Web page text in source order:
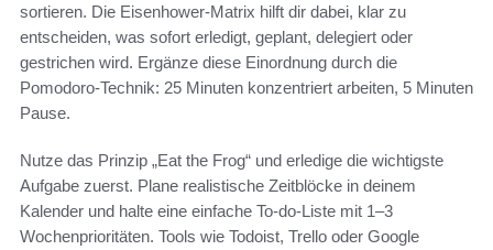
sortieren. Die Eisenhower-Matrix hilft dir dabei, klar zu
entscheiden, was sofort erledigt, geplant, delegiert oder
gestrichen wird. Ergänze diese Einordnung durch die
Pomodoro-Technik: 25 Minuten konzentriert arbeiten, 5 Minuten
Pause.
Nutze das Prinzip „Eat the Frog“ und erledige die wichtigste
Aufgabe zuerst. Plane realistische Zeitblöcke in deinem
Kalender und halte eine einfache To-do-Liste mit 1–3
Wochenprioritäten. Tools wie Todoist, Trello oder Google